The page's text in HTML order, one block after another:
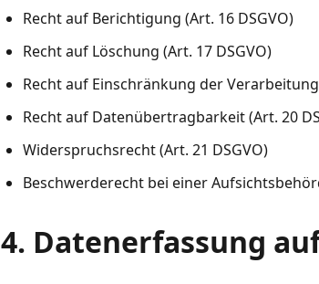
Recht auf Berichtigung (Art. 16 DSGVO)
Recht auf Löschung (Art. 17 DSGVO)
Recht auf Einschränkung der Verarbeitung
Recht auf Datenübertragbarkeit (Art. 20
Widerspruchsrecht (Art. 21 DSGVO)
Beschwerderecht bei einer
4. Datenerfassung